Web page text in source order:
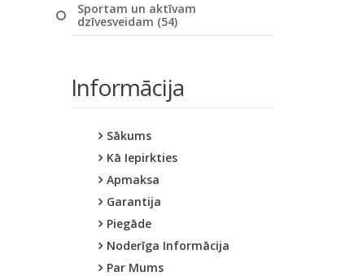
Sportam un aktīvam
dzīvesveidam (54)
Informācija
Sākums
Kā Iepirkties
Apmaksa
Garantija
Piegāde
Noderīga Informācija
Par Mums